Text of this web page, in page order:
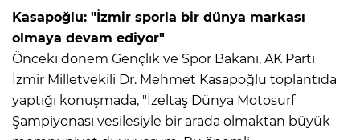
Kasapoğlu: "İzmir sporla bir dünya markası
olmaya devam ediyor"
Önceki dönem Gençlik ve Spor Bakanı, AK Parti
İzmir Milletvekili Dr. Mehmet Kasapoğlu toplantıda
yaptığı konuşmada, "İzeltaş Dünya Motosurf
Şampiyonası vesilesiyle bir arada olmaktan büyük